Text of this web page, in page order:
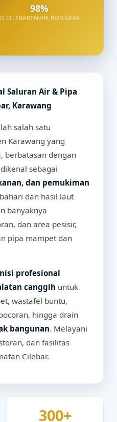
CILEBAR
98%
TANPA BONGKAR
Saluran Air & Pipa
Karawang
salah satu
Karawang yang
berbatasan dengan
sebagai
dan pemukiman
dan hasil laut
banyaknya
dan area pesisir,
pipa mampet dan
profesional
canggih untuk
wastafel buntu,
hingga drain
bangunan. Melayani
dan fasilitas
Cilebar.
300+